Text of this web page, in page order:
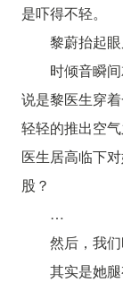
是吓得不轻。
黎蔚抬起
时倾音瞬
说是黎医生穿
轻轻的推出空
医生居高临下
股？
…
然后，我们
其实是她腿